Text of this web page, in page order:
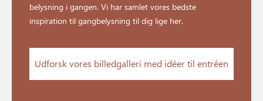
belysning i gangen. Vi har samlet vores bedste
inspiration til gangbelysning til dig lige her.
Udforsk vores billedgalleri med idéer til entréen